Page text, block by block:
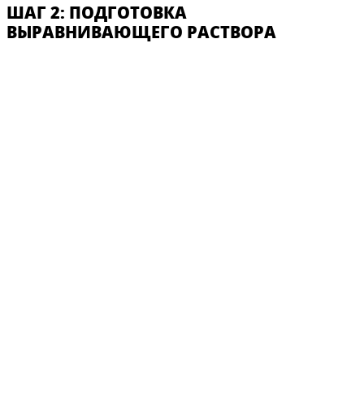
ШАГ 2: ПОДГОТОВКА
ВЫРАВНИВАЮЩЕГО РАСТВОРА